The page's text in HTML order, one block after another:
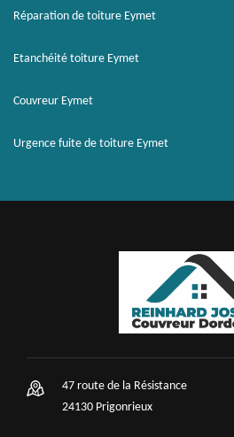
Réparation de toiture Eymet
Etanchéité toiture Eymet
Couvreur Eymet
Urgence fuite de toiture Eymet
47 route de la Résistance
24130 Prigonrieux